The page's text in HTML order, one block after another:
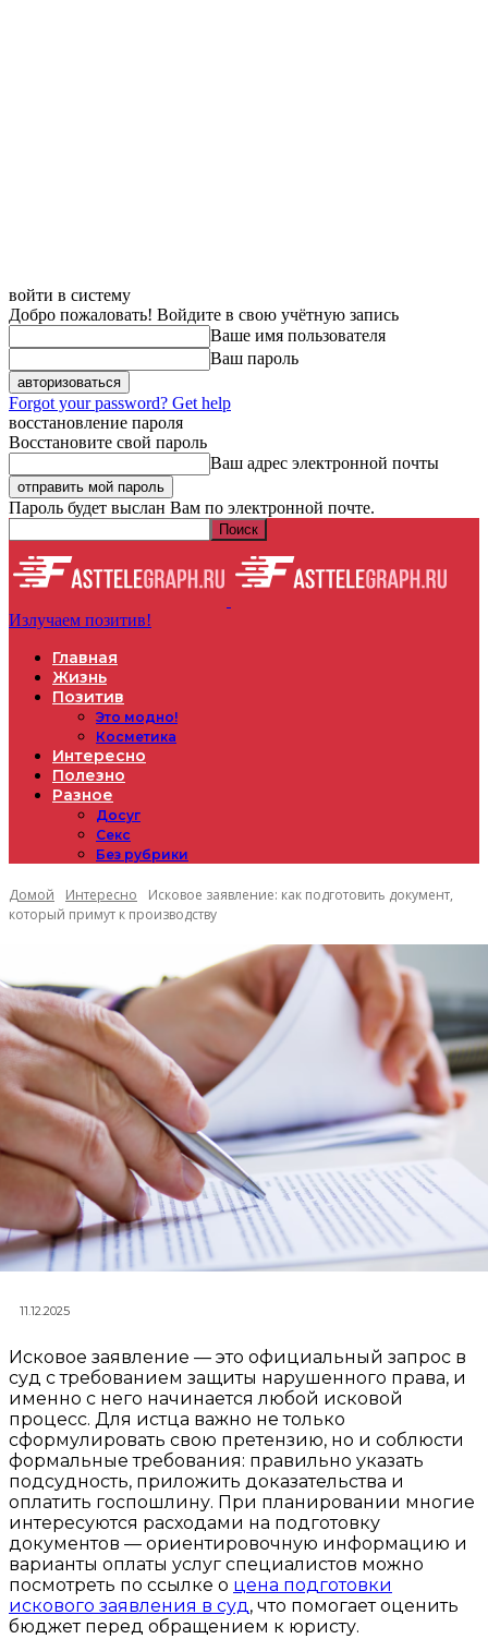
войти в систему
Добро пожаловать! Войдите в свою учётную запись
Ваше имя пользователя
Ваш пароль
Forgot your password? Get help
восстановление пароля
Восстановите свой пароль
Ваш адрес электронной почты
Пароль будет выслан Вам по электронной почте.
Излучаем позитив!
Главная
Жизнь
Позитив
Это модно!
Косметика
Интересно
Полезно
Разное
Досуг
Секс
Без рубрики
Домой Интересно
Исковое заявление: как подготовить документ,
который примут к производству
11.12.2025
Исковое заявление — это официальный запрос в
суд с требованием защиты нарушенного права, и
именно с него начинается любой исковой
процесс. Для истца важно не только
сформулировать свою претензию, но и соблюсти
формальные требования: правильно указать
подсудность, приложить доказательства и
оплатить госпошлину. При планировании многие
интересуются расходами на подготовку
документов — ориентировочную информацию и
варианты оплаты услуг специалистов можно
посмотреть по ссылке о цена подготовки
искового заявления в суд, что помогает оценить
бюджет перед обращением к юристу.